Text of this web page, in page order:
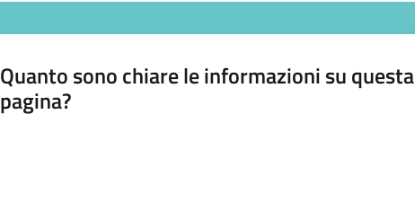
Quanto sono chiare le informazioni su questa
pagina?